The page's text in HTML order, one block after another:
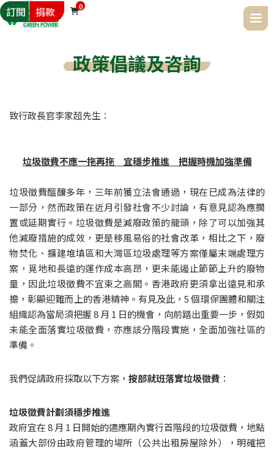
訂閱 捐款 
0
政策倡議及咨詢
致行政長官李家超先生：
垃圾徵費不應一拖再拖　宜穩步推進　把握時機加強準備
垃圾徵費醞釀多年，三年前獲立法會通過，現在已成為法律的
一部分，然而政策在近月引發社會不少討論，有意見認為應擱
置或延期實行。垃圾徵費是減廢政策的龍頭，除了可以加強其
他減廢措施的成效，更是移風易俗的社會改革，相比之下，廢
物焚化、擴建堆填區和大灣區垃圾處理等方案僅屬末端處理方
案，覓地和長遠的運作成本高昂，更未能遏止節節上升的廢物
量，因此垃圾徵費不宜束之高閣。香港政府更須拿出遠見和承
擔，彰顯迎難而上的香港精神。有見及此，5 個環保團體和關注
組織認為當局須把握 8 月 1 日的機會，向前踏出重要一步，假如
未能全面落實垃圾徵費，亦應該分階段實施，全面加強社區的
準備。
我們促請政府採取以下方案， 按部就班落實垃圾徵費 ：
垃圾徵費計劃須穩步推進
政府宜在 8 月 1 日開始的適應期內實行首階段的垃圾徵費，地點
涵蓋大部份由政府管理的場所（公共出租房屋除外），明確把